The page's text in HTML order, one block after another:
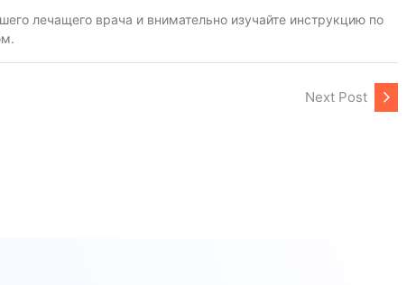
лечащего врача и внимательно изучайте инструкцию по
Next Post